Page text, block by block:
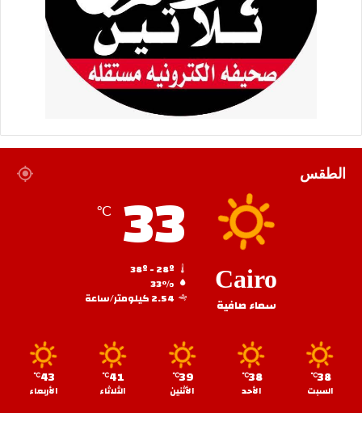
الطقس
Cairo
سماء صافية
33
℃
33%
2.54 كيلومتر/ساعة
38
℃
السبت
38
℃
الأحد
39
℃
الأثنين
41
℃
الثلاثاء
43
℃
الأربعاء